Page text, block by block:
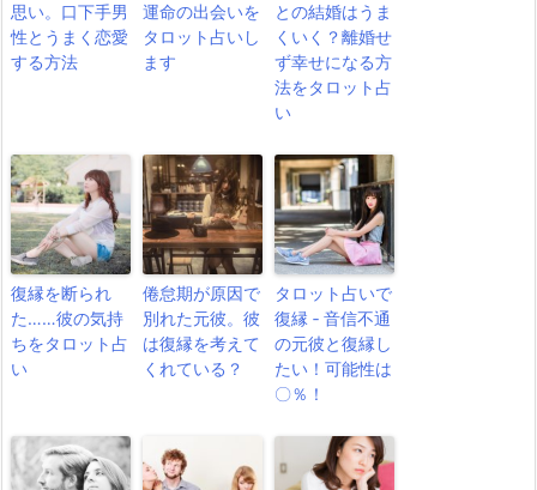
思い。口下手男
性とうまく恋愛
する方法
運命の出会いを
タロット占いし
ます
との結婚はうま
くいく？離婚せ
ず幸せになる方
法をタロット占
い
復縁を断られ
た……彼の気持
ちをタロット占
い
倦怠期が原因で
別れた元彼。彼
は復縁を考えて
くれている？
タロット占いで
復縁 ‐ 音信不通
の元彼と復縁し
たい！可能性は
〇％！